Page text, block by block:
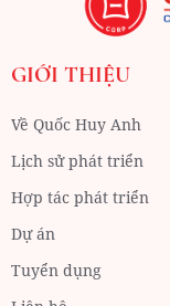
GIỚI THIỆU
Về Quốc Huy Anh
Lịch sử phát triển
Hợp tác phát triển
Dự án
Tuyển dụng